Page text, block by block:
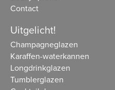
Contact
Uitgelicht!
Champagneglazen
Karaffen-waterkannen
Longdrinkglazen
Tumblerglazen